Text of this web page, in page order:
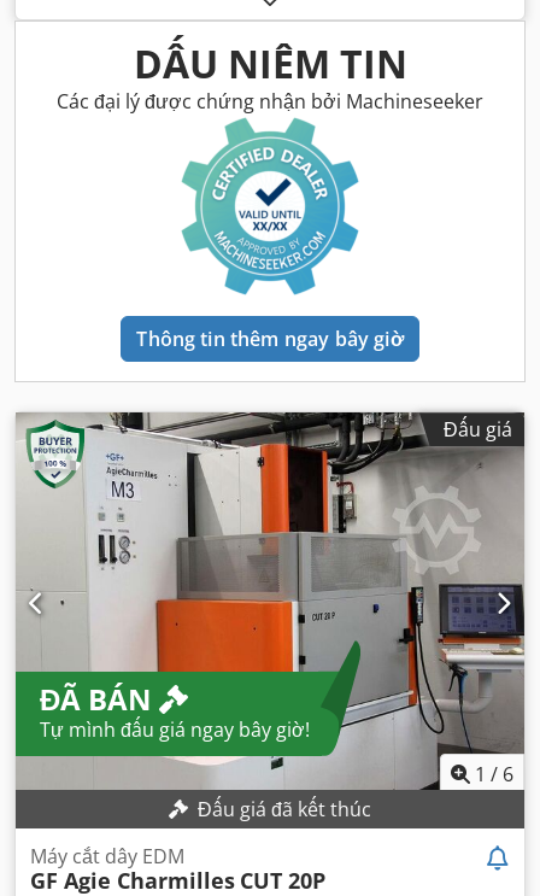
chuyển trục Z:220 mm,
DẤU NIÊM TIN
Các đại lý được chứng nhận bởi Machineseeker
Thông tin thêm ngay bây giờ
Đấu giá
ĐÃ BÁN
Tự mình đấu giá ngay bây giờ!
1 / 6
Đấu giá đã kết thúc
Máy cắt dây EDM
GF Agie Charmilles CUT 20P